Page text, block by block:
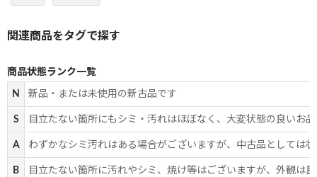
商品状態ランク一覧
N 新品・または未使用の新古品です
S 目立たない箇所にもシミ・汚れはほぼなく、大変状態の良いお
A わずかなシミ汚れはある場合がございますが、中古品としては
B 目立たない箇所に汚れやシミ、焼け等はございますが、外観は